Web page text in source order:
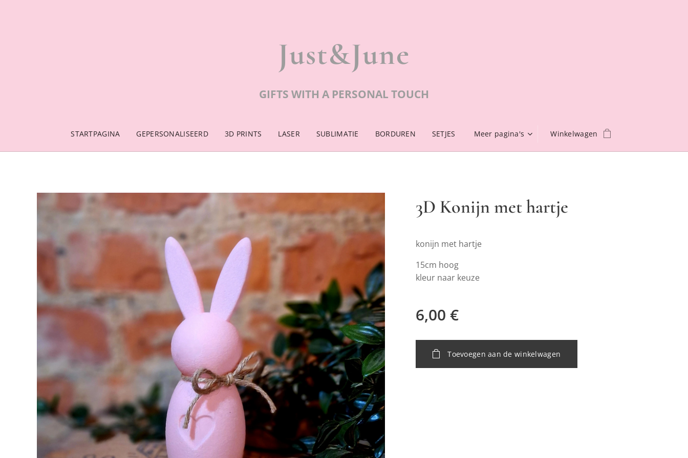
Just&June
GIFTS WITH A PERSONAL TOUCH
STARTPAGINA GEPERSONALISEERD 3D PRINTS LASER SUBLIMATIE BORDUREN SETJES Meer pagina's Winkelwagen
3D Konijn met hartje
konijn met hartje
15cm hoog
kleur naar keuze
6,00 €
Toevoegen aan de winkelwagen